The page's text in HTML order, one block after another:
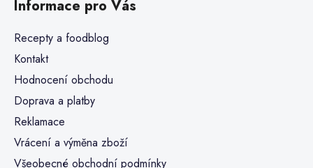
Informace pro Vás
Recepty a foodblog
Kontakt
Hodnocení obchodu
Doprava a platby
Reklamace
Vrácení a výměna zboží
Všeobecné obchodní podmínky